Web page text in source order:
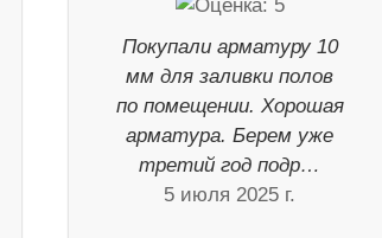
Покупали арматуру 10
мм для заливки полов
по помещении. Хорошая
арматура. Берем уже
третий год подр…
5 июля 2025 г.